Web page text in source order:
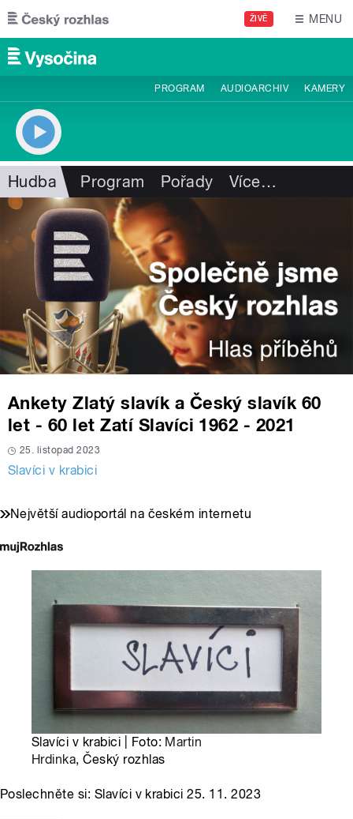
Přejít k hlavnímu obsahu
ŽIVĚ MENU
PROGRAM AUDIOARCHIV KAMERY
Hudba Program Pořady Více…
Ankety Zlatý slavík a Český slavík 60
let - 60 let Zatí Slavíci 1962 - 2021
25. listopad 2023
Slavíci v krabici
Největší audioportál na českém internetu
Slavíci v krabici | Foto: Martin
Hrdinka, Český rozhlas
Poslechněte si: Slavíci v krabici 25. 11. 2023